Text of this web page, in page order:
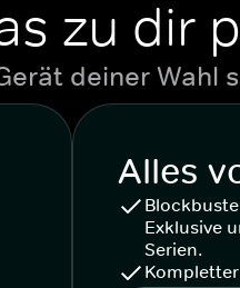
zu dir
deiner Wahl
Alles
Exklusive
Serien.